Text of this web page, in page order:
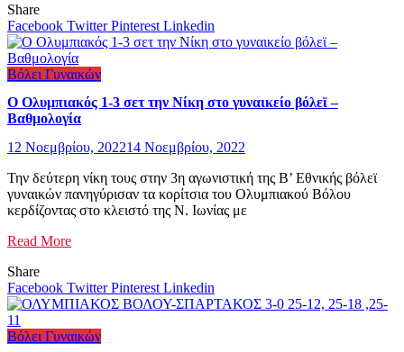
Share
Facebook TwitterPinterest Linkedin
Βόλει Γυναικών
Ο Ολυμπιακός 1-3 σετ την Νίκη στο γυναικείο βόλεϊ –
Βαθμολογία
12 Νοεμβρίου, 202214 Νοεμβρίου, 2022
Την δεύτερη νίκη τους στην 3η αγωνιστική της Β’ Εθνικής βόλεϊ
γυναικών πανηγύρισαν τα κορίτσια του Ολυμπιακού Βόλου
κερδίζοντας στο κλειστό της Ν. Ιωνίας με
Read More
Share
Facebook TwitterPinterest Linkedin
Βόλει Γυναικών